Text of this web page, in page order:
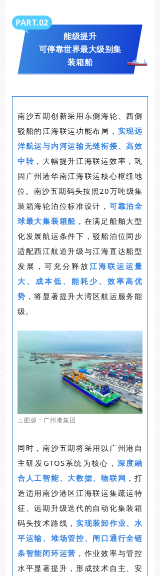
PART.02
能级提升
可停靠世界最大级别集
装箱船
南沙五期创新采用东侧海轮、西侧
驳船的江海联运功能布局， 实现远
洋航运与内河运输无缝衔接、高效
中转 ，大幅提升江海联运效率，巩
固广州港华南江海联运核心枢纽地
位。 南沙五期码头按照20万吨级集
装箱海轮泊位标准设计， 可靠泊全
球最大集装箱船 ， 在满足船舶大型
化发展航运条件下，驳船泊位同步
适配西江航道升级与江海直达船型
发展，可充分释放江海联运运量
大、成本低、能耗少、效率高优
势 ，将显著提升大湾区航运服务能
级。
△图源：广州港集团
同时，南沙五期将采用以广州港自
主研发GTOS系统为核心， 深度融
合人工智能、大数据、物联网 ，打
造适用南沙港区江海联运集疏运特
征、远期升级迭代的自动化集装箱
码头技术路线， 实现装卸作业、水
平运输、堆场管控、闸口通行全链
条智能闭环运营 ，作业效率与管控
水平显著提升，形成技术自主、安